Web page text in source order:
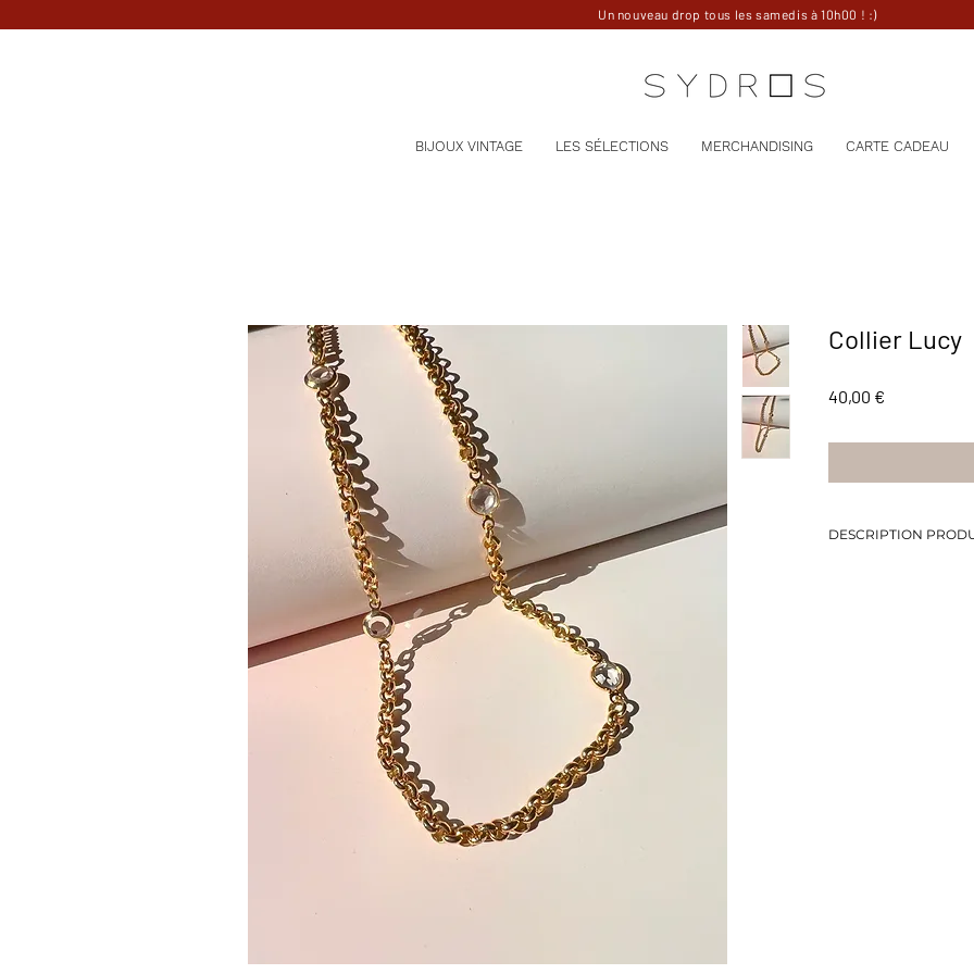
Un nouveau drop tous les samedis à 10h00 ! :)
BIJOUX VINTAGE LES SÉLECTIONS MERCHANDISING CARTE CADEAU
Collier Lucy
40,00 €
DESCRIPTION